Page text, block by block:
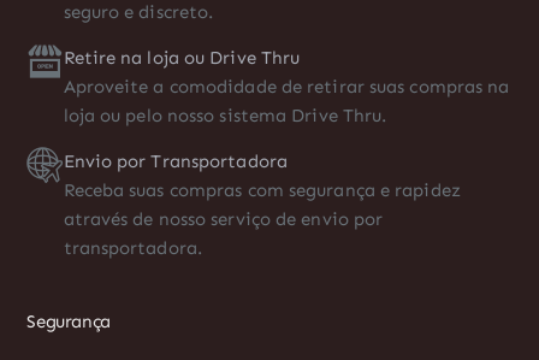
seguro e discreto.
Retire na loja ou Drive Thru
Aproveite a comodidade de retirar suas compras na
loja ou pelo nosso sistema Drive Thru.
Envio por Transportadora
Receba suas compras com segurança e rapidez
através de nosso serviço de envio por
transportadora.
Segurança